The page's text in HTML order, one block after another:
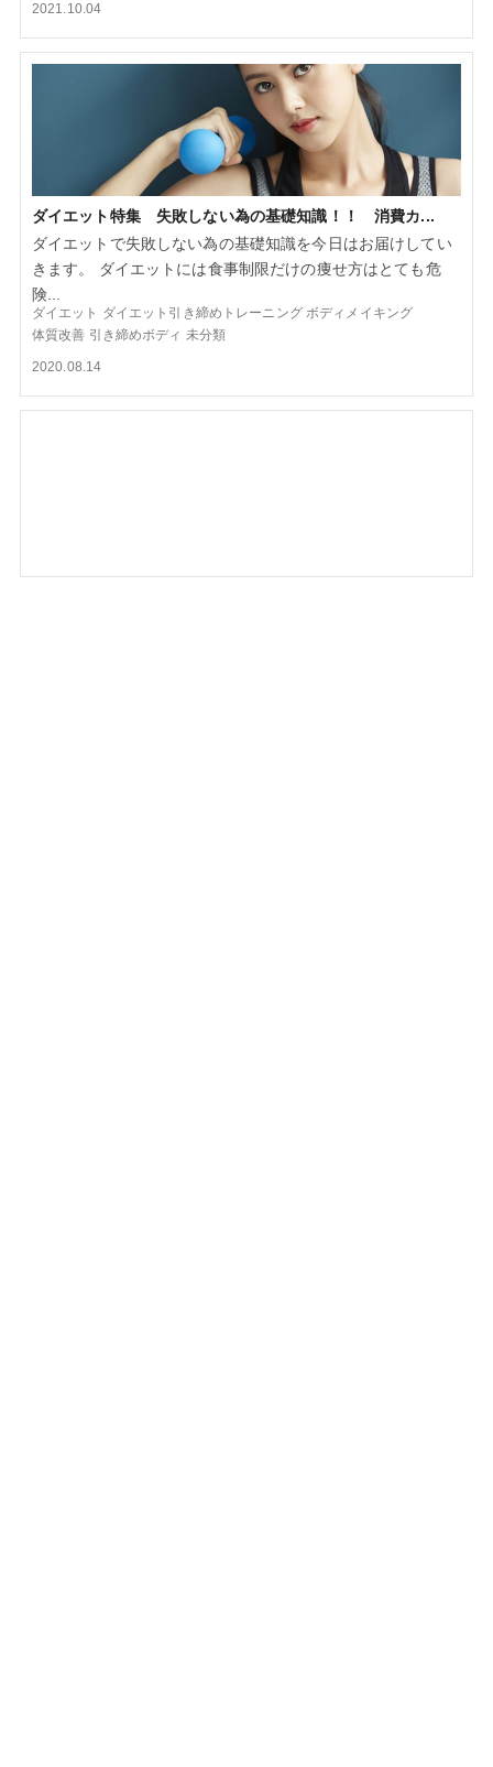
2021.10.04
ダイエット特集 失敗しない為の基礎知識！！ 消費カ...
ダイエットで失敗しない為の基礎知識を今日はお届けしてい
きます。 ダイエットには食事制限だけの痩せ方はとても危
険...
ダイエット ダイエット引き締めトレーニング ボディメイキング
体質改善 引き締めボディ 未分類
2020.08.14